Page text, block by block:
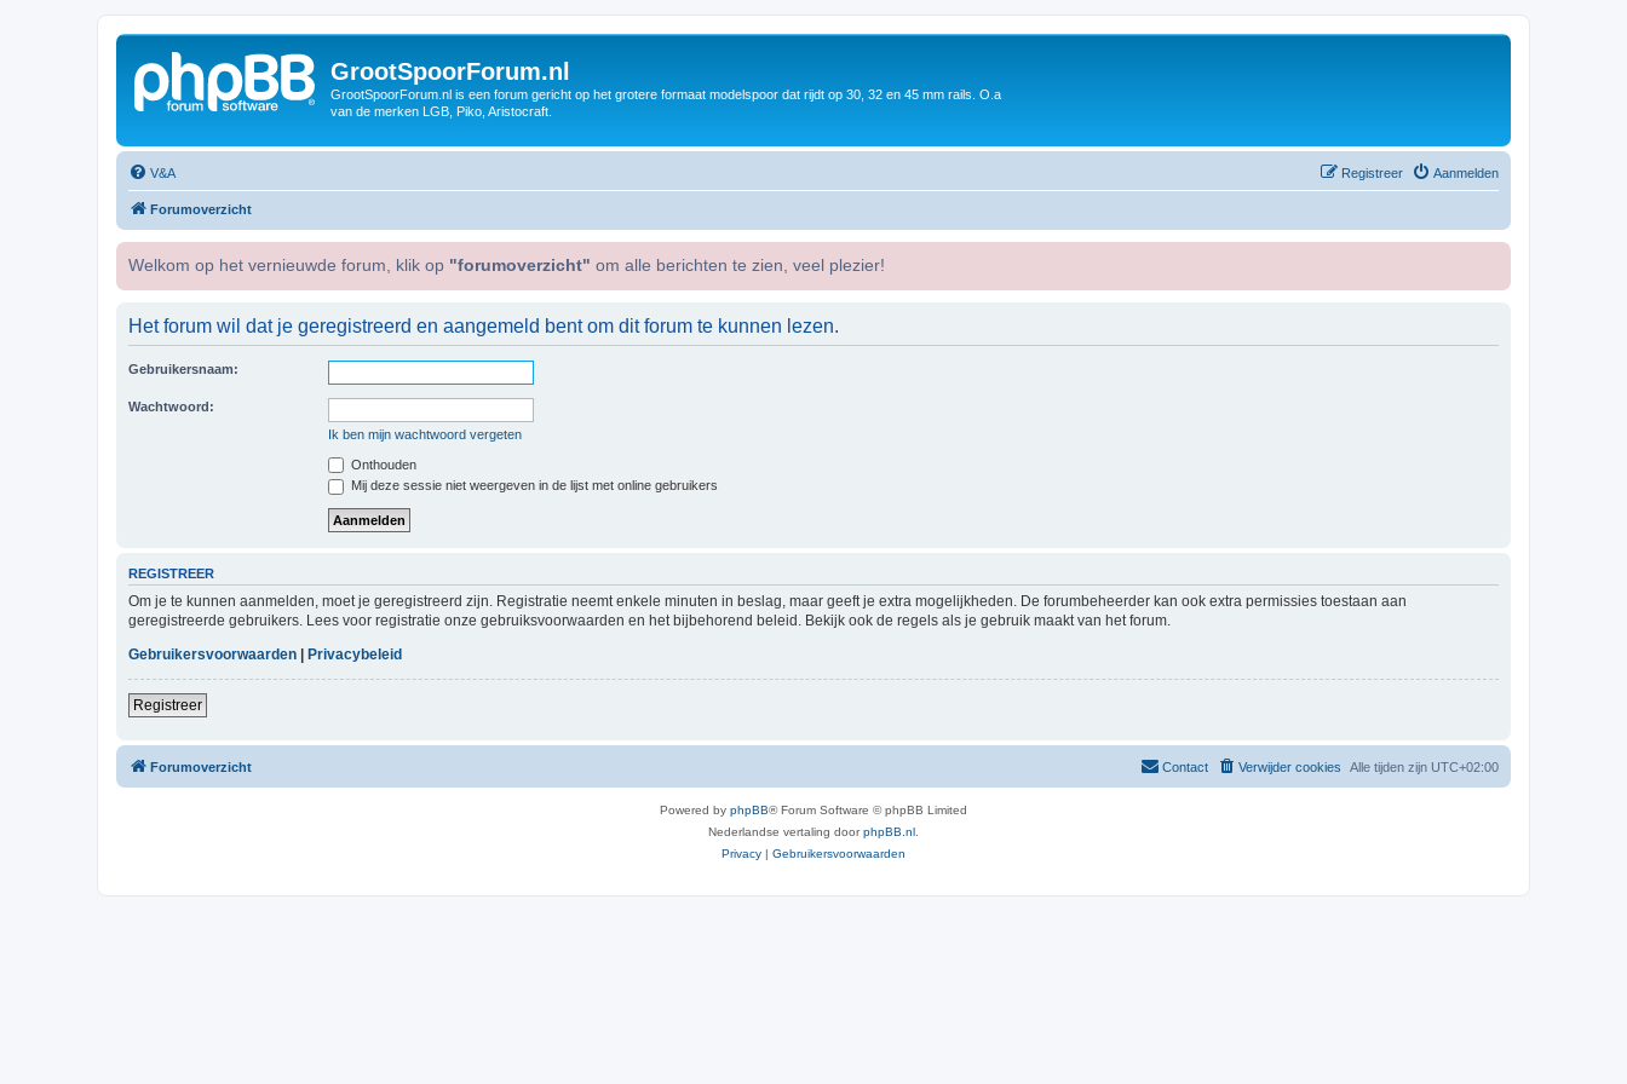
GrootSpoorForum.nl
GrootSpoorForum.nl is een forum gericht op het grotere formaat modelspoor dat rijdt op 30, 32 en 45 mm rails. O.a
van de merken LGB, Piko, Aristocraft.
V&A Aanmelden
Registreer
Forumoverzicht
Welkom op het vernieuwde forum, klik op "forumoverzicht" om alle berichten te zien, veel plezier!
Het forum wil dat je geregistreerd en aangemeld bent om dit forum te kunnen lezen.
Gebruikersnaam:
Wachtwoord:
Ik ben mijn wachtwoord vergeten
Onthouden
Mij deze sessie niet weergeven in de lijst met online gebruikers
REGISTREER
Om je te kunnen aanmelden, moet je geregistreerd zijn. Registratie neemt enkele minuten in beslag, maar geeft je extra mogelijkheden. De forumbeheerder kan ook extra permissies toestaan aan
geregistreerde gebruikers. Lees voor registratie onze gebruiksvoorwaarden en het bijbehorend beleid. Bekijk ook de regels als je gebruik maakt van het forum.
Gebruikersvoorwaarden
Privacybeleid
Registreer
Forumoverzicht Alle tijden zijn UTC+02:00
Verwijder cookies
Contact
Powered by phpBB® Forum Software © phpBB Limited
Nederlandse vertaling doorphpBB.nl.
Privacy | Gebruikersvoorwaarden